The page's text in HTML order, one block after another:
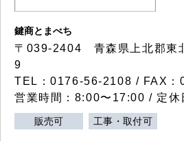
鍵商とまべち
〒039-2404 青森県上北郡東
9
TEL：0176-56-2108 / FAX：
営業時間：8:00〜17:00 / 定休
販売可 工事・取付可